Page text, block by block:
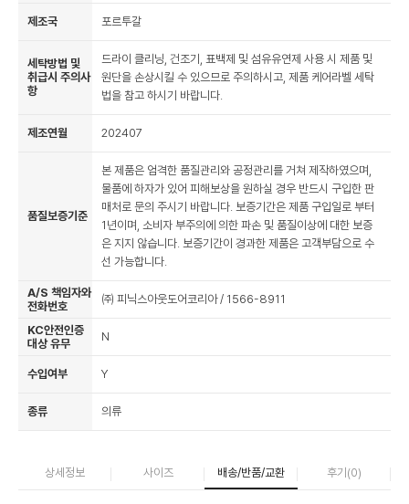
제조국 포르투갈
세탁방법 및
취급시 주의사
항
드라이 클리닝, 건조기, 표백제 및 섬유유연제 사용 시 제품 및
원단을 손상시킬 수 있으므로 주의하시고, 제품 케어라벨 세탁
법을 참고 하시기 바랍니다.
제조연월 202407
품질보증기준
본 제품은 엄격한 품질관리와 공정관리를 거쳐 제작하였으며,
물품에 하자가 있어 피해보상을 원하실 경우 반드시 구입한 판
매처로 문의 주시기 바랍니다. 보증기간은 제품 구입일로 부터
1년이며, 소비자 부주의에 의한 파손 및 품질이상에 대한 보증
은 지지 않습니다. 보증기간이 경과한 제품은 고객부담으로 수
선 가능합니다.
A/S 책임자와
전화번호
㈜ 피닉스아웃도어코리아 / 1566-8911
KC안전인증
대상 유무
N
수입여부 Y
종류 의류
상세정보 사이즈 배송/반품/교환 후기(0)